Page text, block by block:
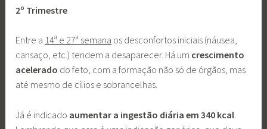
2º Trimestre
Entre a 14ª e 27ª semana os desconfortos iniciais (náusea,
cansaço, etc.) tendem a desaparecer. Há um crescimento
acelerado do feto, com a formação não só de órgãos, mas
até mesmo de cílios e sobrancelhas.
Já é indicado aumentar a ingestão diária em 340 kcal